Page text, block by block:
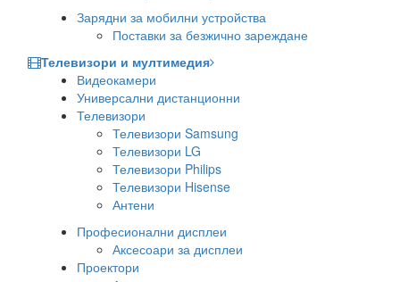
Зарядни за мобилни устройства
Поставки за безжично зареждане
Телевизори и мултимедия
Видеокамери
Универсални дистанционни
Телевизори
Телевизори Samsung
Телевизори LG
Телевизори Philips
Телевизори Hisense
Антени
Професионални дисплеи
Аксесоари за дисплеи
Проектори